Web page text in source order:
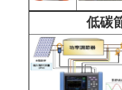
低碳